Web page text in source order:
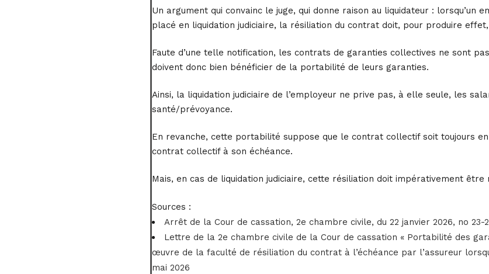
Un argument qui convainc le juge, qui donne raison au liquidateur :
placé en liquidation judiciaire, la résiliation du contrat doit, pour produire
Faute d’une telle notification, les contrats de garanties collectives ne sont
doivent donc bien bénéficier de la portabilité de leurs garanties.
Ainsi, la liquidation judiciaire de l’employeur ne prive pas, à elle seule, les
santé/prévoyance.
En revanche, cette portabilité suppose que le contrat collectif soit toujours
contrat collectif à son échéance.
Mais, en cas de liquidation judiciaire, cette résiliation doit impérativement
Sources :
Arrêt de la Cour de cassation, 2e chambre civile, du 22 janvier 2026, no 23-
Lettre de la 2e chambre civile de la Cour de cassation « Portabilité des
œuvre de la faculté de résiliation du contrat à l’échéance par l’assureur
mai 2026